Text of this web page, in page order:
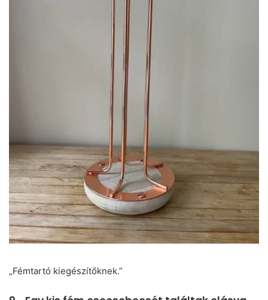
„Fémtartó kiegészítőknek.”